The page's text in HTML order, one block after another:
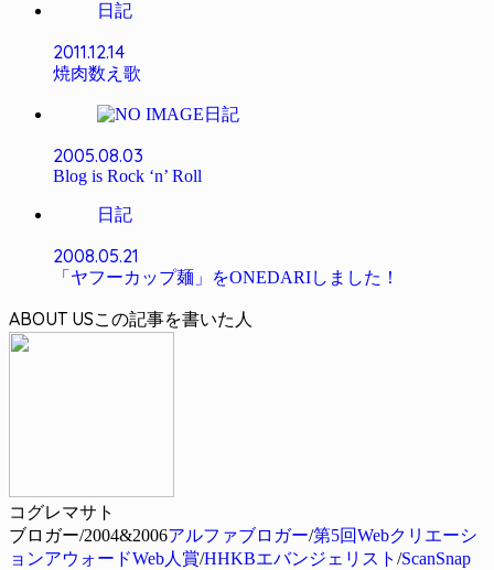
日記
2011.12.14
焼肉数え歌
日記
2005.08.03
Blog is Rock ‘n’ Roll
日記
2008.05.21
「ヤフーカップ麺」をONEDARIしました！
ABOUT US
コグレマサト
ブロガー/2004&2006アルファブロガー/第5回Webクリエーシ
ョンアウォードWeb人賞/HHKBエバンジェリスト /ScanSnap